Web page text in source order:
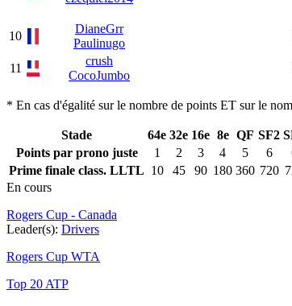
10
DianeGrr
Paulinugo
11
crush
CocoJumbo
* En cas d'égalité sur le nombre de points ET sur le
Stade 64e 32e 16e 8e QF SF2
Points par prono juste
1 2 3 4 5 6
Prime finale class. LLTL 10 45 90 180 360 720
En cours
Rogers Cup - Canada
Leader(s): Drivers
Rogers Cup WTA
Top 20 ATP